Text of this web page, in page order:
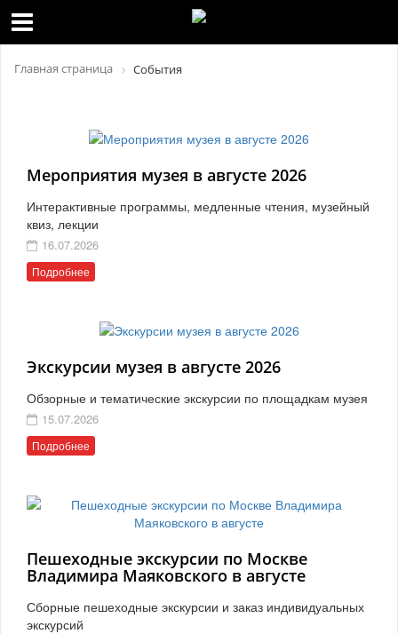
Главная страница События
Мероприятия музея в августе 2026
Интерактивные программы, медленные чтения, музейный
квиз, лекции
16.07.2026
Подробнее
Экскурсии музея в августе 2026
Обзорные и тематические экскурсии по площадкам музея
15.07.2026
Подробнее
Пешеходные экскурсии по Москве
Владимира Маяковского в августе
Сборные пешеходные экскурсии и заказ индивидуальных
экскурсий